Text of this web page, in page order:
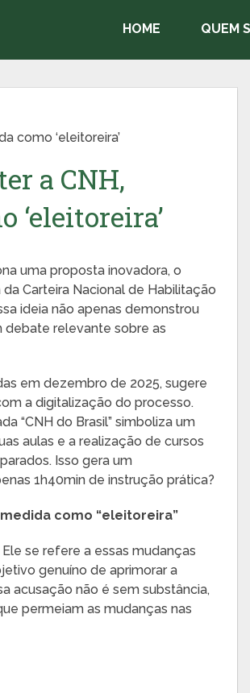
HOME QUEM
como ‘eleitoreira’
a CNH,
‘eleitoreira’
uma proposta inovadora, o
Carteira Nacional de Habilitação
ideia não apenas demonstrou
debate relevante sobre as
em dezembro de 2025, sugere
a digitalização do processo.
“CNH do Brasil” simboliza um
aulas e a realização de cursos
Isso gera um
1h40min de instrução prática?
como “eleitoreira”
se refere a essas mudanças
genuíno de aprimorar a
acusação não é sem substância,
permeiam as mudanças nas